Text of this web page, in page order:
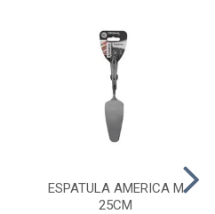
ESPATULA AMERICA M
25CM